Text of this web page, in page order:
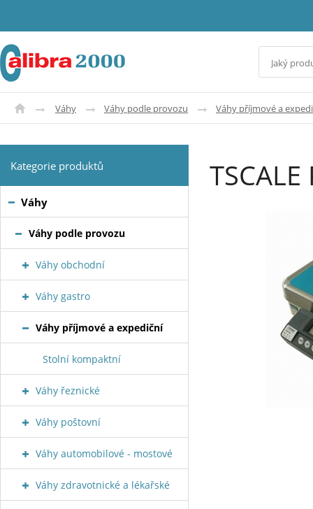
Váhy Váhy podle provozu Váhy příjmové a
Kategorie produktů
Váhy
Váhy podle provozu
Váhy obchodní
Váhy gastro
Váhy příjmové a expediční
Stolní kompaktní
Váhy řeznické
Váhy poštovní
Váhy automobilové - mostové
Váhy zdravotnické a lékařské